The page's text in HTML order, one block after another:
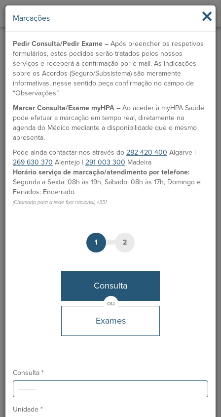
×
Marcações
Pedir Consulta/Pedir Exame – Após preencher os respetivos
formulários, estes pedidos serão tratados pelos nossos
serviços e receberá a confirmação por e-mail. As indicações
sobre os Acordos (Seguro/Subsistema) são meramente
informativas, nesse sentido peça confirmação no campo de
“Observações”.
Marcar Consulta/Exame myHPA – Ao aceder à myHPA Saúde
pode efetuar a marcação em tempo real, diretamente na
agenda do Médico mediante a disponibilidade que o mesmo
apresenta.
Pode ainda contactar-nos através do 282 420 400 Algarve |
269 630 370 Alentejo | 291 003 300 Madeira
Horário serviço de marcação/atendimento por telefone:
Segunda a Sexta: 08h às 19h, Sábado: 08h às 17h, Domingo e
Feriados: Encerrado
(Chamada para a rede fixa nacional) +351
1 2
ou
Consulta
Exames
Consulta *
Unidade *
Dr.ª Djamila Martins Neves
Médico
MARCAÇÃO
Unidades HPA
Hospital CUF Faro
O GRUPO HPA AGORA É CUF: JUNTOS E CADA VEZ MAIS